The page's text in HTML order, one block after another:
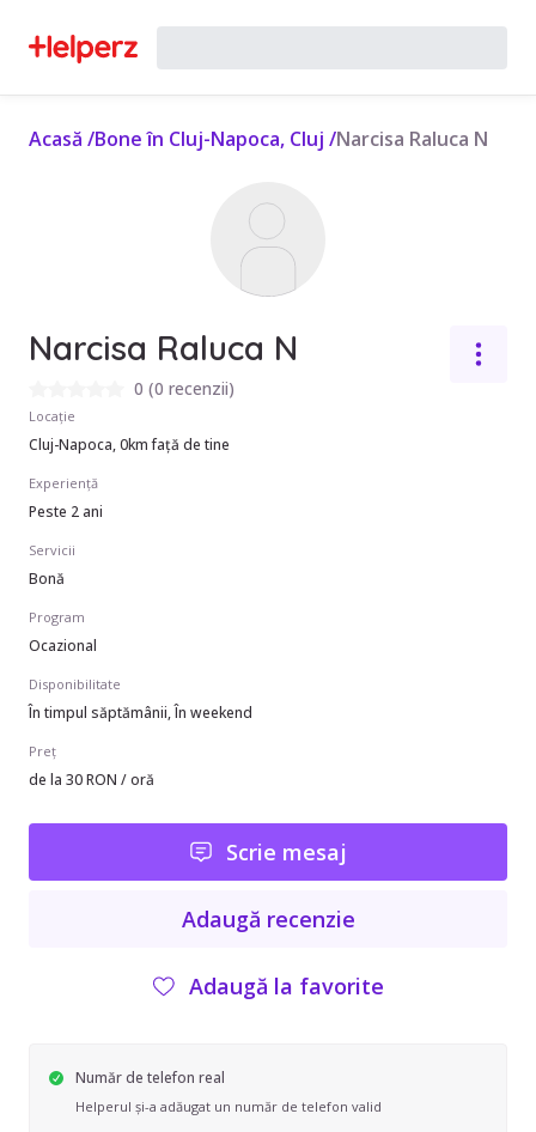
Acasă /Bone în Cluj-Napoca, Cluj /Narcisa Raluca N
Narcisa Raluca N
0 (0 recenzii)
Locație
Cluj-Napoca, 0km față de tine
Experiență
Peste 2 ani
Servicii
Bonă
Program
Ocazional
Disponibilitate
În timpul săptămânii, În weekend
Preț
de la 30 RON / oră
Scrie mesaj
Adaugă recenzie
Adaugă la favorite
Număr de telefon real
Helperul și-a adăugat un număr de telefon valid